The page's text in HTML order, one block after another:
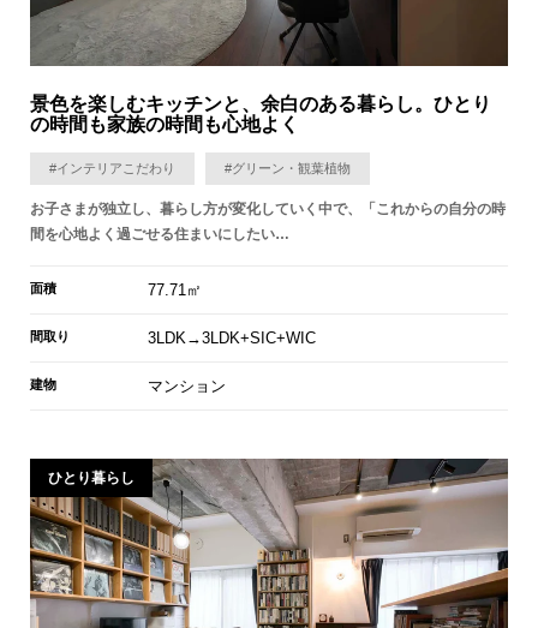
景色を楽しむキッチンと、余白のある暮らし。ひとり
の時間も家族の時間も心地よく
#インテリアこだわり #グリーン・観葉植物
お子さまが独立し、暮らし方が変化していく中で、「これからの自分の時
間を心地よく過ごせる住まいにしたい…
面積 77.71㎡
間取り 3LDK→3LDK+SIC+WIC
建物 マンション
ひとり暮らし